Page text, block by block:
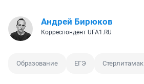
Андрей Бирюков
Корреспондент UFA1.RU
Образование ЕГЭ Стерлитамак